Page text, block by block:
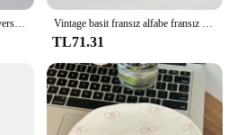
TL71.31